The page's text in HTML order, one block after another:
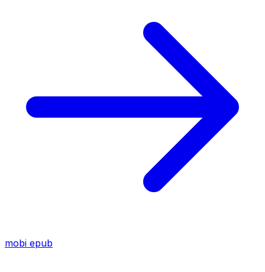
mobi epub